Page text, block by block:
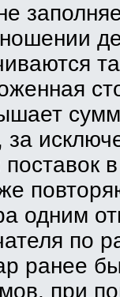
поставок
одним
по
ранее
при